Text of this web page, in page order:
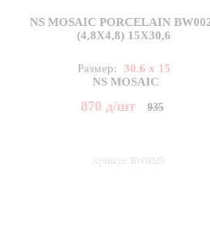
NS MOSAIC PORCELAIN
(4,8X4,8) 15X30,6
Размер:
30.6 x 15
NS MOSAIC
870 д/шт 935
Артикул: BW0020